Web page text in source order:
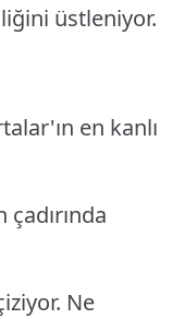
üstleniyor.
en kanlı
Ne